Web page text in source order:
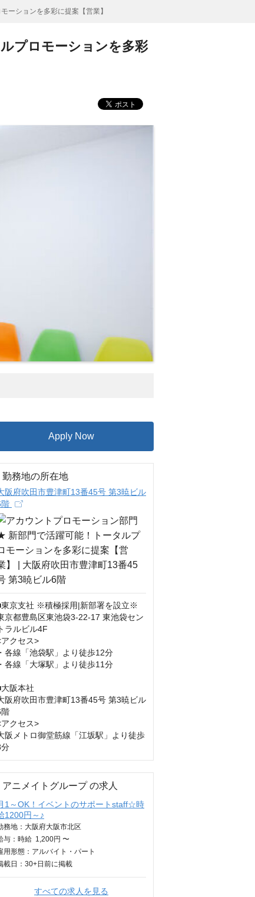
ーションを多彩に提案【営業】
プロモーションを多彩
Apply Now
勤務地の所在地
阪府吹田市豊津町13番45号 第3暁ビル
京支社 ※積極採用|新部署を設立※
京都豊島区東池袋3-22-17 東池袋セン
トラルビル4F
クセス>
・各線「池袋駅」より徒歩12分
・各線「大塚駅」より徒歩11分
阪本社
阪府吹田市豊津町13番45号 第3暁ビル
クセス>
阪メトロ御堂筋線「江坂駅」より徒歩
アニメイトグループ の求人
1～OK！イベントのサポートstaff☆時
1200円～♪
務地：大阪府大阪市北区
与： 時給 1,200円 〜
用形態：アルバイト・パート
載日： 30+日 前に掲載
すべての求人を見る